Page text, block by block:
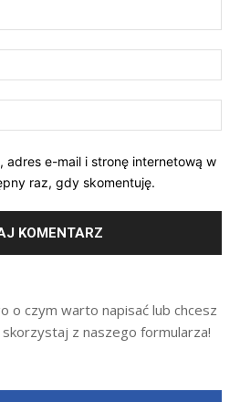
adres e-mail i stronę internetową w
raz, gdy skomentuję.
o czym warto napisać lub chcesz
z naszego formularza!